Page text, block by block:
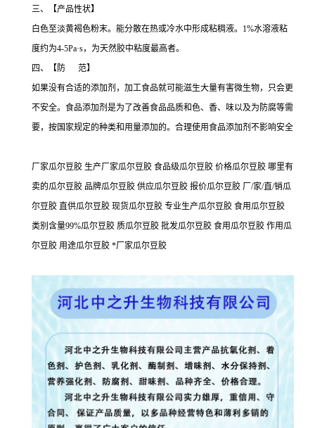
三、【产品性状】
白色至淡黄褐色粉末。能分散在热或冷水中形成粘稠液。1%水溶液粘
度约为4-5Pa·s，为天然胶中粘度最高者。
四、【防 范】
如果没有合适的添加剂，加工食品就可能滋生大量有害微生物，只会更
不安全。食品添加剂是为了改善食品品质和色、香、味以及为防腐等需
要，按国家规定的种类和用量添加的。合理使用食品添加剂不影响安全
厂家瓜尔豆胶 生产厂家瓜尔豆胶 食品级瓜尔豆胶 价格瓜尔豆胶 哪里有
卖的瓜尔豆胶 品牌瓜尔豆胶 供应瓜尔豆胶 报价瓜尔豆胶 厂/家/直/销瓜
尔豆胶 直供瓜尔豆胶 现货瓜尔豆胶 专业生产瓜尔豆胶 食用瓜尔豆胶
类别含量99%瓜尔豆胶 质瓜尔豆胶 批发瓜尔豆胶 食用瓜尔豆胶 作用瓜
尔豆胶 用途瓜尔豆胶 *厂家瓜尔豆胶